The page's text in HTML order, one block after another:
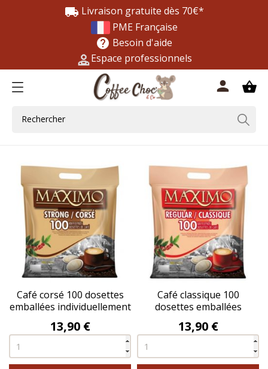
local_shipping Livraison gratuite dès 70€*
PME Française
help Besoin d'aide
Espace professionnels
shopping_basket
person
Café corsé 100 dosettes
emballées individuellement
Prix
13,90 €
Café classique 100
dosettes emballées
MAXIMO®
Prix
13,90 €